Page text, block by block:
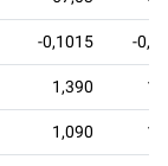
-0,1015 -
1,390
1,090